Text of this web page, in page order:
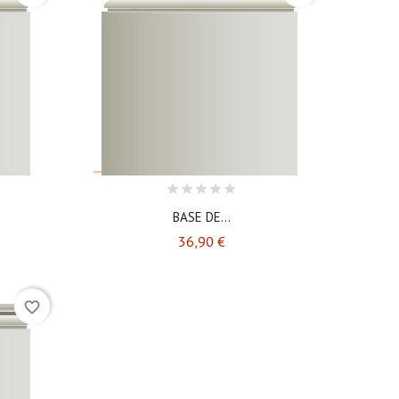
BASE DE...
36,90 €Prix
favorite_border